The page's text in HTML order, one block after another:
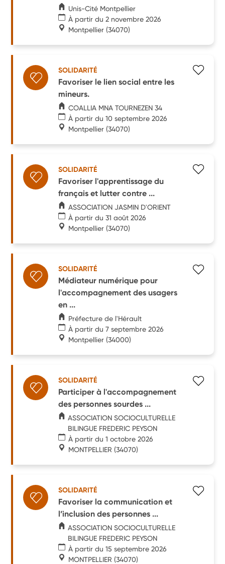
Unis-Cité Montpellier
À partir du 2 novembre 2026
Montpellier (34070)
SOLIDARITÉ
Favoriser le lien social entre les
mineurs.
COALLIA MNA TOURNEZEN 34
À partir du 10 septembre 2026
Montpellier (34070)
SOLIDARITÉ
Favoriser l'apprentissage du
français et lutter contre ...
ASSOCIATION JASMIN D'ORIENT
À partir du 31 août 2026
Montpellier (34070)
SOLIDARITÉ
Médiateur numérique pour
l'accompagnement des usagers
en ...
Préfecture de l'Hérault
À partir du 7 septembre 2026
Montpellier (34000)
SOLIDARITÉ
Participer à l'accompagnement
des personnes sourdes ...
ASSOCIATION SOCIOCULTURELLE
BILINGUE FREDERIC PEYSON
À partir du 1 octobre 2026
MONTPELLIER (34070)
SOLIDARITÉ
Favoriser la communication et
l’inclusion des personnes ...
ASSOCIATION SOCIOCULTURELLE
BILINGUE FREDERIC PEYSON
À partir du 15 septembre 2026
MONTPELLIER (34070)